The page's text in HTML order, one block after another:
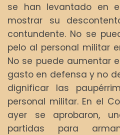
se han levantado en
mostrar su
contundente. No se
pelo al personal militar
No se puede aumentar
gasto en defensa y no
dignificar las
personal militar. En el
ayer se aprobaron,
partidas para